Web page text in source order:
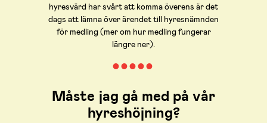
hyresvärd har svårt att komma överens är det
dags att lämna över ärendet till hyresnämnden
för medling (mer om hur medling fungerar
längre ner).
● ● ● ● ●
Måste jag gå med på vår
hyreshöjning?